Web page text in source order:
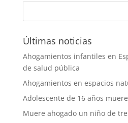
Últimas noticias
Ahogamientos infantiles en
de salud pública
Ahogamientos en espacios
Adolescente de 16 años
Muere ahogado un niño de